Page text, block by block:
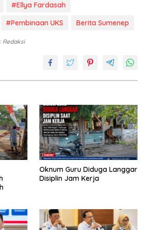
#Ellya Fardasah
#Pembinaan UKS Berita Sumenep
Redaksi
Oknum Guru Diduga Langgar
Disiplin Jam Kerja